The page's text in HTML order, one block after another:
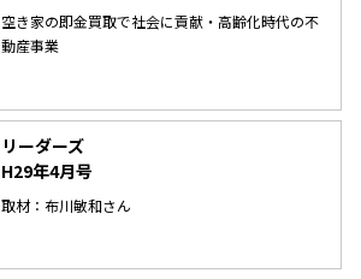
空き家の即金買取で社会に貢献・高齢化時代の不
動産事業
リーダーズ
H29年4月号
取材：布川敏和さん